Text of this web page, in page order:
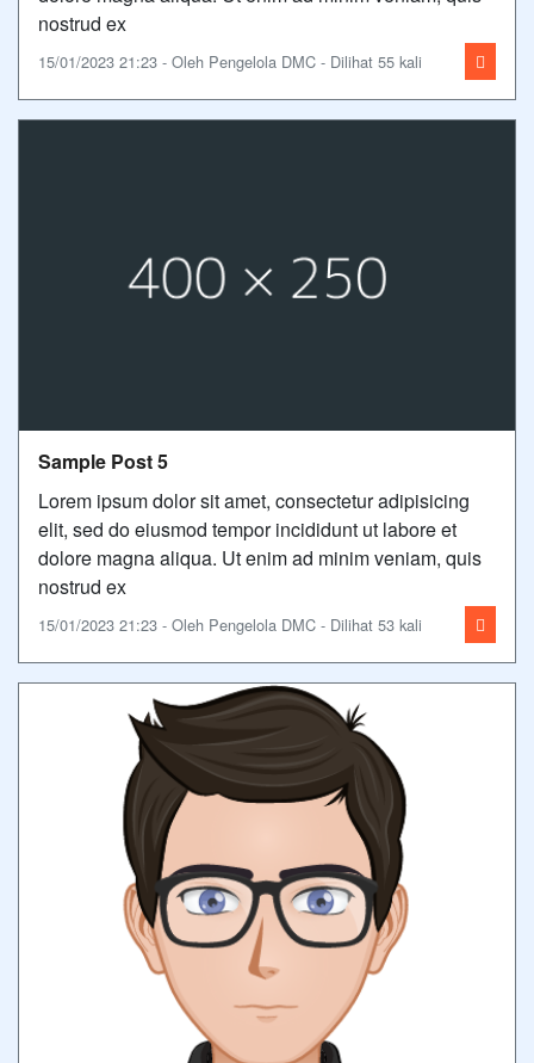
nostrud ex
15/01/2023 21:23 - Oleh Pengelola DMC - Dilihat 55 kali
Sample Post 5
Lorem ipsum dolor sit amet, consectetur adipisicing
elit, sed do eiusmod tempor incididunt ut labore et
dolore magna aliqua. Ut enim ad minim veniam, quis
nostrud ex
15/01/2023 21:23 - Oleh Pengelola DMC - Dilihat 53 kali